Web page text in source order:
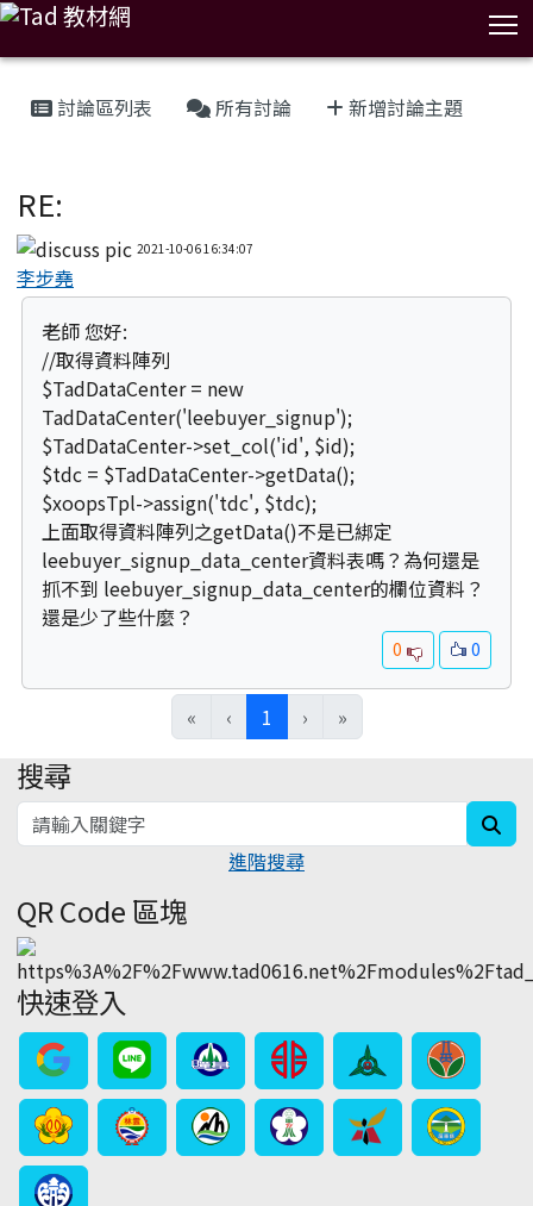
討論區列表 所有討論 新增討論主題
RE:
2021-10-06 16:34:07
李步堯
老師 您好:
//取得資料陣列
$TadDataCenter = new
TadDataCenter('leebuyer_signup');
$TadDataCenter->set_col('id', $id);
$tdc = $TadDataCenter->getData();
$xoopsTpl->assign('tdc', $tdc);
上面取得資料陣列之getData()不是已綁定
leebuyer_signup_data_center資料表嗎？為何還是
抓不到 leebuyer_signup_data_center的欄位資料？
還是少了些什麼？
0 0
« ‹ 1 (current)
› »
:::
搜尋
進階搜尋
QR Code 區塊
快速登入